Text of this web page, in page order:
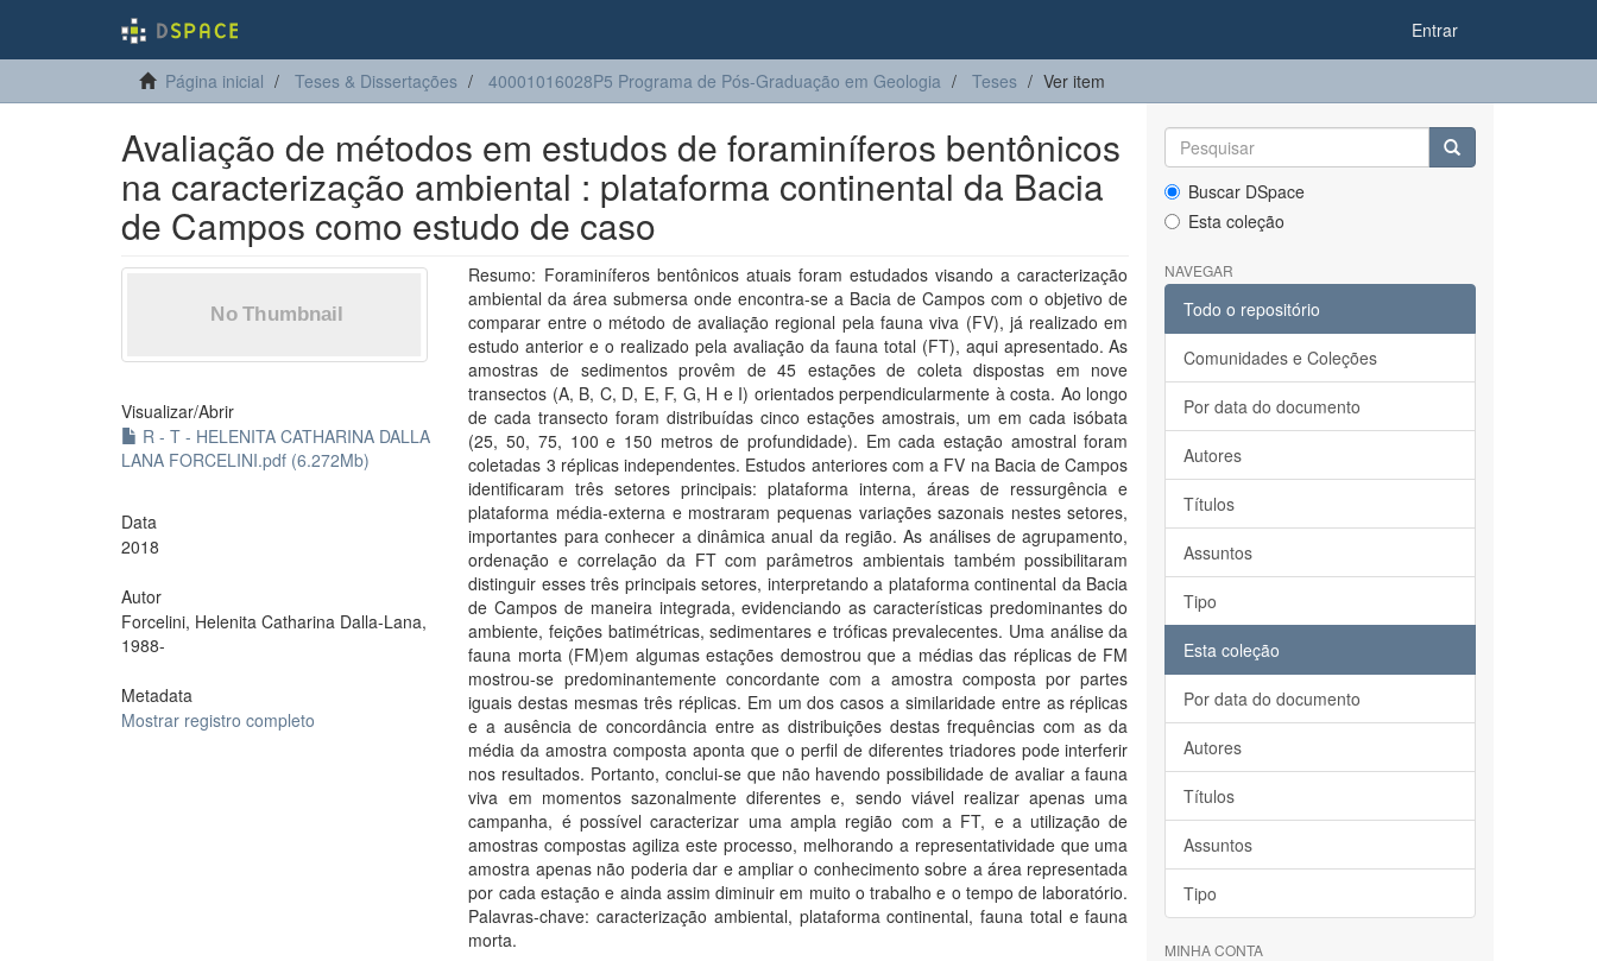
Entrar
Página inicial Teses & Dissertações 40001016028P5 Programa de Pós-Graduação em Geologia Teses Ver item
Avaliação de métodos em estudos de foraminíferos bentônicos
na caracterização ambiental : plataforma continental da Bacia
de Campos como estudo de caso
Visualizar/Abrir
R - T - HELENITA CATHARINA DALLA
LANA FORCELINI.pdf (6.272Mb)
Data
2018
Autor
Forcelini, Helenita Catharina Dalla-Lana,
1988-
Metadata
Mostrar registro completo
Resumo: Foraminíferos bentônicos atuais foram estudados visando a caracterização
ambiental da área submersa onde encontra-se a Bacia de Campos com o objetivo de
comparar entre o método de avaliação regional pela fauna viva (FV), já realizado em
estudo anterior e o realizado pela avaliação da fauna total (FT), aqui apresentado. As
amostras de sedimentos provêm de 45 estações de coleta dispostas em nove
transectos (A, B, C, D, E, F, G, H e I) orientados perpendicularmente à costa. Ao longo
de cada transecto foram distribuídas cinco estações amostrais, um em cada isóbata
(25, 50, 75, 100 e 150 metros de profundidade). Em cada estação amostral foram
coletadas 3 réplicas independentes. Estudos anteriores com a FV na Bacia de Campos
identificaram três setores principais: plataforma interna, áreas de ressurgência e
plataforma média-externa e mostraram pequenas variações sazonais nestes setores,
importantes para conhecer a dinâmica anual da região. As análises de agrupamento,
ordenação e correlação da FT com parâmetros ambientais também possibilitaram
distinguir esses três principais setores, interpretando a plataforma continental da Bacia
de Campos de maneira integrada, evidenciando as características predominantes do
ambiente, feições batimétricas, sedimentares e tróficas prevalecentes. Uma análise da
fauna morta (FM)em algumas estações demostrou que a médias das réplicas de FM
mostrou-se predominantemente concordante com a amostra composta por partes
iguais destas mesmas três réplicas. Em um dos casos a similaridade entre as réplicas
e a ausência de concordância entre as distribuições destas frequências com as da
média da amostra composta aponta que o perfil de diferentes triadores pode interferir
nos resultados. Portanto, conclui-se que não havendo possibilidade de avaliar a fauna
viva em momentos sazonalmente diferentes e, sendo viável realizar apenas uma
campanha, é possível caracterizar uma ampla região com a FT, e a utilização de
amostras compostas agiliza este processo, melhorando a representatividade que uma
amostra apenas não poderia dar e ampliar o conhecimento sobre a área representada
por cada estação e ainda assim diminuir em muito o trabalho e o tempo de laboratório.
Palavras-chave: caracterização ambiental, plataforma continental, fauna total e fauna
morta.
Buscar DSpace
Esta coleção
NAVEGAR
Todo o repositório
Comunidades e Coleções
Por data do documento
Autores
Títulos
Assuntos
Tipo
Esta coleção
Por data do documento
Autores
Títulos
Assuntos
Tipo
MINHA CONTA